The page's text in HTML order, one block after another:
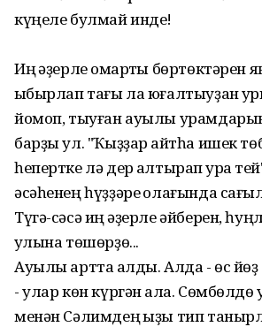
күңеле булмай инде!
Иң ҡәҙерле ҡомартҡы
ҡыбырлап тағы ла юғалтыуҙан
йомоп, тыуған ауылы урамдарын
барҙы ул. "Ҡыҙҙар ҡайтһа ишек
һепертке лә дер ҡалтырап ҡурҡа
әсәһенең һүҙҙәре ҡолағында
Түгә-сәсә иң ҡәҙерле әйберен,
ҡулына төшөрҙө...
Ауылы артта ҡалды. Алда - өс йөҙ
- улар көн күргән ҡала.
менән Сәлимдең ҡыҙы тип